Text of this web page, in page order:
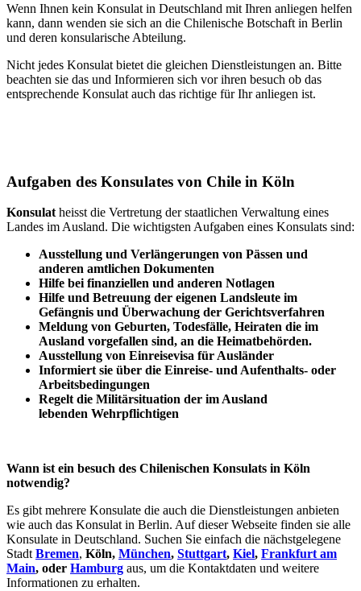
Wenn Ihnen kein Konsulat in Deutschland mit Ihren anliegen helfen
kann, dann wenden sie sich an die Chilenische Botschaft in Berlin
und deren konsularische Abteilung.
Nicht jedes Konsulat bietet die gleichen Dienstleistungen an. Bitte
beachten sie das und Informieren sich vor ihren besuch ob das
entsprechende Konsulat auch das richtige für Ihr anliegen ist.
Aufgaben des Konsulates von Chile in Köln
Konsulatheisst die Vertretung der staatlichen Verwaltung eines
Landes im Ausland. Die wichtigsten Aufgaben eines Konsulats sind:
Ausstellung und Verlängerungen von Pässen und
anderen amtlichen Dokumenten
Hilfe bei finanziellen und anderen Notlagen
Hilfe und Betreuung der eigenen Landsleute im
Gefängnis und Überwachung der Gerichtsverfahren
Meldung von Geburten, Todesfälle, Heiraten die im
Ausland vorgefallen sind, an die Heimatbehörden.
Ausstellung von Einreisevisa für Ausländer
Informiert sie über die Einreise- und Aufenthalts- oder
Arbeitsbedingungen
Regelt die Militärsituation der im Ausland
lebenden Wehrpflichtigen
Wann ist ein besuch des Chilenischen Konsulats in Köln
notwendig?
Es gibt mehrere Konsulate die auch die Dienstleistungen anbieten
wie auch das Konsulat in Berlin. Auf dieser Webseite finden sie alle
Konsulate in Deutschland. Suchen Sie einfach die nächstgelegene
StadtBremen, Köln, München, Stuttgart, Kiel, Frankfurt am
Main, oder Hamburg aus, um die Kontaktdaten und weitere
Informationen zu erhalten.